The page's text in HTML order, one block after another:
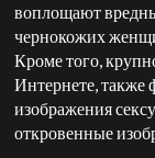
воплощают
чернокожих
Кроме того,
Интернете, также
изображения
откровенные